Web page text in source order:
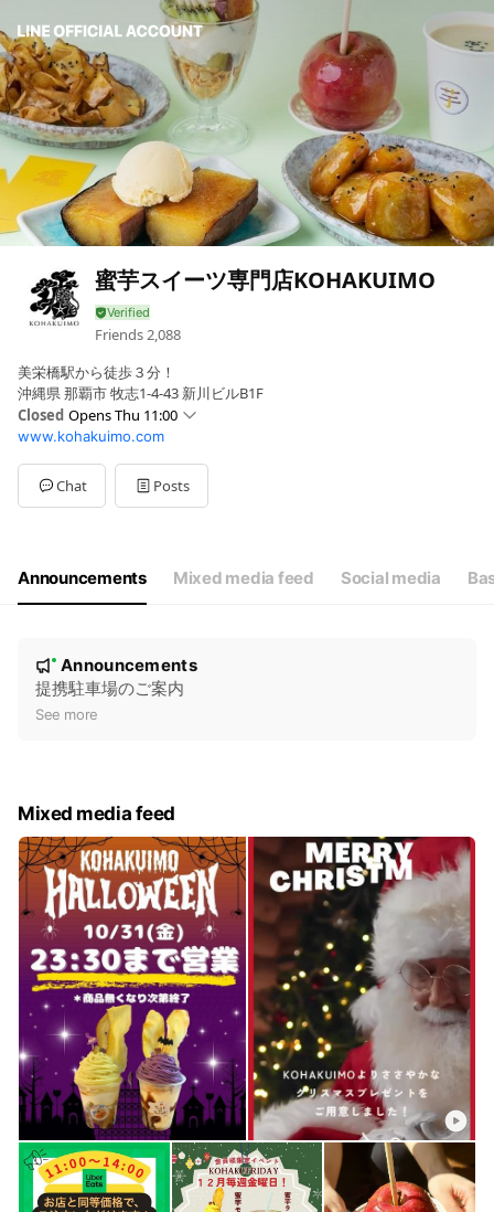
蜜芋スイーツ専門店KOHAKUIMO
Friends2,088
美栄橋駅から徒歩３分！
沖縄県 那覇市 牧志1-4-43 新川ビルB1F
Closed Opens Thu 11:00
Sun11:00 - 18:00
Mon11:00 - 18:00
TueClosed
Wed11:00 - 18:00
火曜日定休
www.kohakuimo.com
Chat Posts
Announcements Mixed media feed Social media
e
New
Announcements
提携駐車場のご案内
See more
Mixed media feed